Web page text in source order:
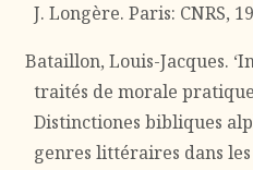
J. Longère. Paris: CNRS,
Bataillon, Louis-Jacques.
traités de morale
Distinctiones bibliques
genres littéraires dans